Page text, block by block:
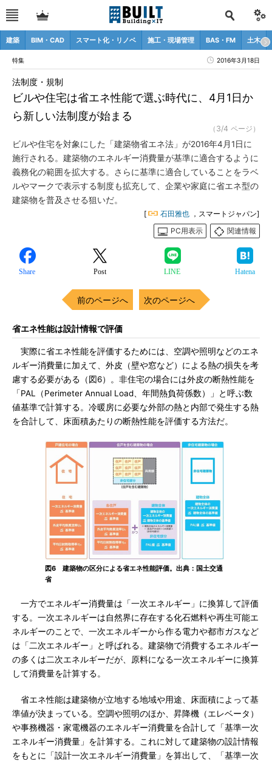
建築 BIM・CAD スマート化・リノベ 施工・現場管理 BAS・FM 土木
特集 2016年3月18日
ビルや住宅は省エネ性能で選ぶ時代に、4月1日か
ら新しい法制度が始まる
法制度・規制
（3/4 ページ）
ビルや住宅を対象にした「建築物省エネ法」が2016年4月1日に
施行される。建築物のエネルギー消費量が基準に適合するように
義務化の範囲を拡大する。さらに基準に適合していることをラベ
ルやマークで表示する制度も拡充して、企業や家庭に省エネ型の
建築物を普及させる狙いだ。
[ 石田雅也 ，スマートジャパン]
PC用表示
関連情報
Share Post LINE Hatena
前のページへ 次のページへ
省エネ性能は設計情報で評価
実際に省エネ性能を評価するためには、空調や照明などのエネ
ルギー消費量に加えて、外皮（壁や窓など）による熱の損失を考
慮する必要がある（図6）。非住宅の場合には外皮の断熱性能を
「PAL（Perimeter Annual Load、年間熱負荷係数）」と呼ぶ数
値基準で計算する。冷暖房に必要な外部の熱と内部で発生する熱
を合計して、床面積あたりの断熱性能を評価する方法だ。
図6 建築物の区分による省エネ性能評価。出典：国土交通
省
一方でエネルギー消費量は「一次エネルギー」に換算して評価
する。一次エネルギーは自然界に存在する化石燃料や再生可能エ
ネルギーのことで、一次エネルギーから作る電力や都市ガスなど
は「二次エネルギー」と呼ばれる。建築物で消費するエネルギー
の多くは二次エネルギーだが、原料になる一次エネルギーに換算
して消費量を計算する。
省エネ性能は建築物が立地する地域や用途、床面積によって基
準値が決まっている。空調や照明のほか、昇降機（エレベータ）
や事務機器・家電機器のエネルギー消費量を合計して「基準一次
エネルギー消費量」を計算する。これに対して建築物の設計情報
をもとに「設計一次エネルギー消費量」を算出して、「基準一次